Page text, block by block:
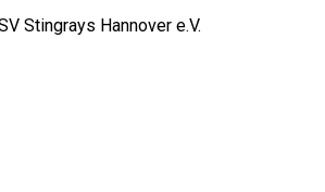
Stingrays Hannover e.V.